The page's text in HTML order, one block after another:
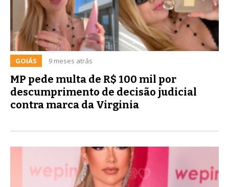
GOIÁS 9 meses atrás
MP pede multa de R$ 100 mil por
descumprimento de decisão judicial
contra marca da Virginia